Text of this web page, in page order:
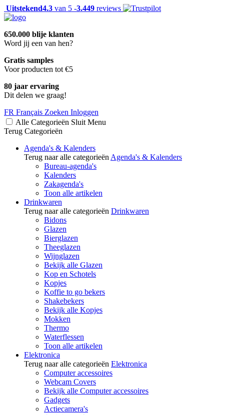
Uitstekend4.3 van 5 -3.449 reviews
650.000 blije klanten
Word jij een van hen?
Gratis samples
Voor producten tot €5
80 jaar ervaring
Dit delen we graag!
FR Français Zoeken Inloggen
Alle Categorieën Sluit Menu
Terug Categorieën
Agenda's & Kalenders
Terug naar alle categorieën Agenda's & Kalenders
Bureau-agenda's
Kalenders
Zakagenda's
Toon alle artikelen
Drinkwaren
Terug naar alle categorieën Drinkwaren
Bidons
Glazen
Bierglazen
Theeglazen
Wijnglazen
Bekijk alle Glazen
Kop en Schotels
Kopjes
Koffie to go bekers
Shakebekers
Bekijk alle Kopjes
Mokken
Thermo
Waterflessen
Toon alle artikelen
Elektronica
Terug naar alle categorieën Elektronica
Computer accessoires
Webcam Covers
Bekijk alle Computer accessoires
Gadgets
Actiecamera's